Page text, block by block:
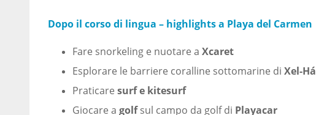
Dopo il corso di lingua – highlights a Playa del Carmen
Fare snorkeling e nuotare a Xcaret
Esplorare le barriere coralline sottomarine di Xel-Há
Praticare surf e kitesurf
Giocare a golfsul campo da golf di Playacar